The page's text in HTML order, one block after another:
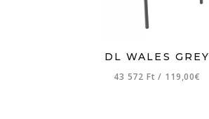
DL WALES GREY
43 572 Ft/ 119,00€